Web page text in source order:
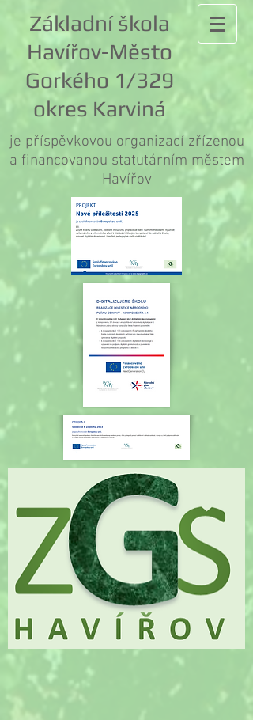
Základní škola
Havířov-Město
Gorkého 1/329
okres Karviná
je příspěvkovou organizací zřízenou
a financovanou statutárním městem
Havířov